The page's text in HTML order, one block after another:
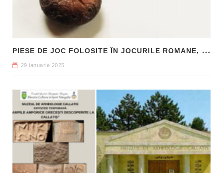
P
IESE DE JOC FOLOSITE ÎN JOCURILE ROMANE, DESCOPERITE LA HADRIANOPOLIS
29 ianuarie 2025